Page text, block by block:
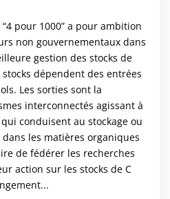
pour 1000” a pour ambition
non gouvernementaux dans
gestion des stocks de
stocks dépendent des entrées
Les sorties sont la
interconnectés agissant à
conduisent au stockage ou
les matières organiques
de fédérer les recherches
action sur les stocks de C